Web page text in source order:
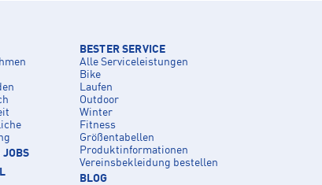
JOBS
BESTER SERVICE
Alle Serviceleistungen
Bike
Laufen
Outdoor
Winter
Fitness
Größentabellen
Produktinformationen
Vereinsbekleidung bestellen
BLOG